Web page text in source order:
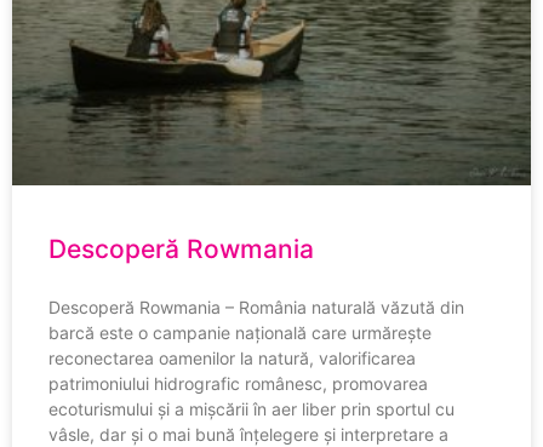
Descoperă Rowmania
Descoperă Rowmania – România naturală văzută din
barcă este o campanie națională care urmărește
reconectarea oamenilor la natură, valorificarea
patrimoniului hidrografic românesc, promovarea
ecoturismului și a mișcării în aer liber prin sportul cu
vâsle, dar și o mai bună înțelegere și interpretare a